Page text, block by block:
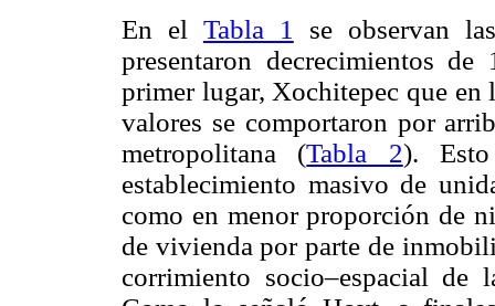
En el Tabla 1
se observan
presentaron decrecimientos
primer lugar, Xochitepec que
valores se comportaron por
metropolitana (Tabla 2).
establecimiento masivo de
como en menor proporción de
de vivienda por parte de
corrimiento socio–espacial de